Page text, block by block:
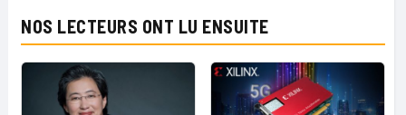
NOS LECTEURS ONT LU ENSUITE